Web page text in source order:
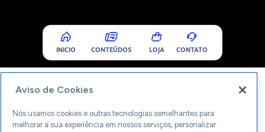
INICIO CONTEÚDOS LOJA CONTATO
Aviso de Cookies
Nós usamos cookies e outras tecnologias semelhantes para
melhorar a sua experiência em nossos serviços, personalizar